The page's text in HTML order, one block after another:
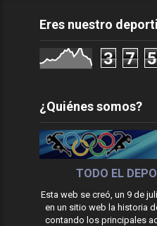
Eres nuestro
3 7 5
¿Quiénes somos?
TODO EL
Esta web se creó, un 9 de
en un sitio web la historia
contando los principales